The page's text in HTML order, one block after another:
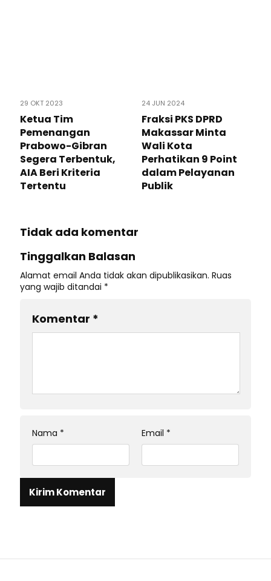
29 OKT 2023
Ketua Tim
Pemenangan
Prabowo-Gibran
Segera Terbentuk,
AIA Beri Kriteria
Tertentu
24 JUN 2024
Fraksi PKS DPRD
Makassar Minta
Wali Kota
Perhatikan 9 Point
dalam Pelayanan
Publik
Tidak ada komentar
Tinggalkan Balasan
Alamat email Anda tidak akan dipublikasikan. Ruas
yang wajib ditandai *
Komentar *
Nama * Email *